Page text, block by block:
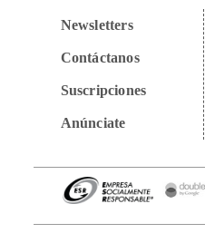
Newsletters
Contáctanos
Suscripciones
Anúnciate